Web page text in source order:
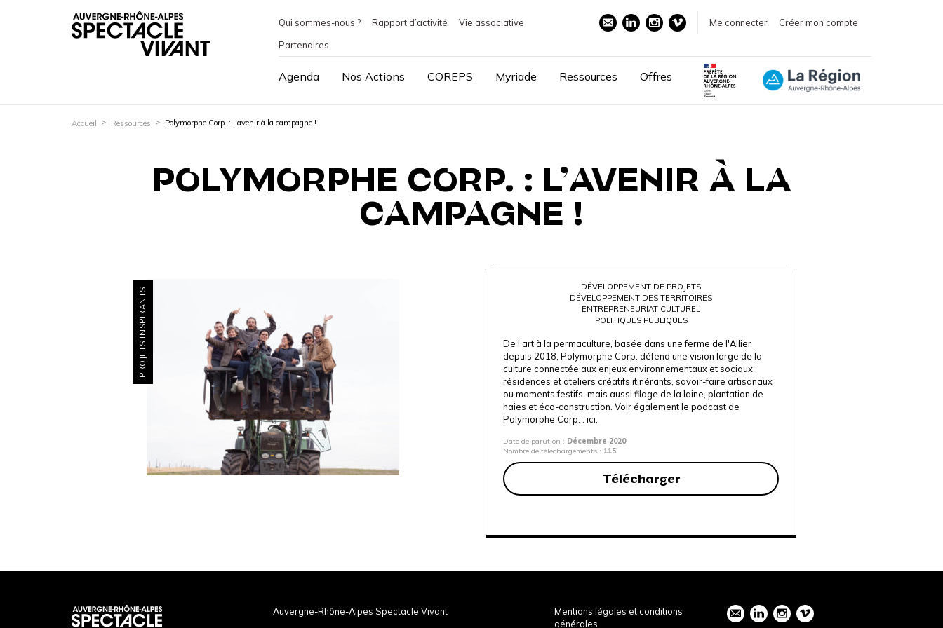
Qui sommes-nous ? Rapport d’activité
Vie associative
Partenaires
Me connecter Créer mon compte
Agenda Nos Actions COREPS Myriade Ressources Offres
Accueil Ressources Polymorphe Corp. : l’avenir à la campagne !
POLYMORPHE CORP. : L’AVENIR À LA
CAMPAGNE !
PROJETS INSPIRANTS
DÉVELOPPEMENT DE PROJETS
DÉVELOPPEMENT DES TERRITOIRES
ENTREPRENEURIAT CULTUREL
POLITIQUES PUBLIQUES
De l'art à la permaculture, basée dans une ferme de l'Allier
depuis 2018, Polymorphe Corp. défend une vision large de la
culture connectée aux enjeux environnementaux et sociaux :
résidences et ateliers créatifs itinérants, savoir-faire artisanaux
ou moments festifs, mais aussi filage de la laine, plantation de
haies et éco-construction. Voir également le podcast de
Polymorphe Corp. : ici.
Date de parution : Décembre 2020
Nombre de téléchargements : 115
Télécharger
Auvergne-Rhône-Alpes Spectacle Vivant
Mentions légales et conditions
générales